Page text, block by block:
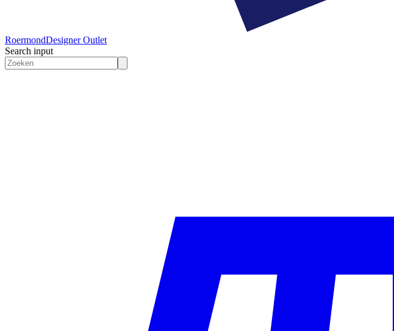
RoermondDesigner Outlet
Search input